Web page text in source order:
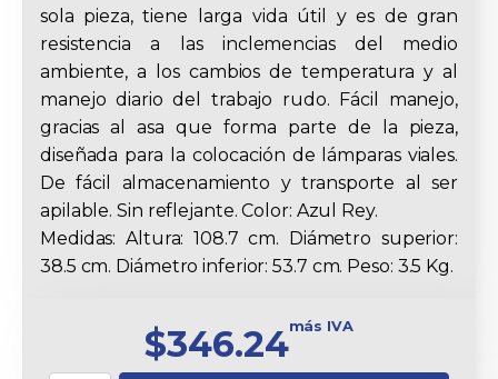
sola pieza, tiene larga vida útil y es de gran
resistencia a las inclemencias del medio
ambiente, a los cambios de temperatura y al
manejo diario del trabajo rudo. Fácil manejo,
gracias al asa que forma parte de la pieza,
diseñada para la colocación de lámparas viales.
De fácil almacenamiento y transporte al ser
apilable. Sin reflejante. Color: Azul Rey.
Medidas: Altura: 108.7 cm. Diámetro superior:
38.5 cm. Diámetro inferior: 53.7 cm. Peso: 3.5 Kg.
$346.24más IVA